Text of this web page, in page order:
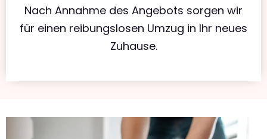
Nach Annahme des Angebots sorgen wir
für einen reibungslosen Umzug in Ihr neues
Zuhause.